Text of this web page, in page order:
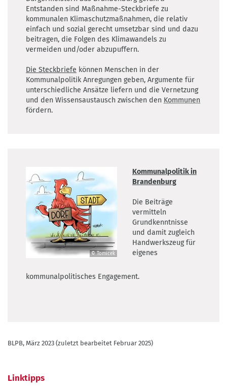
Entstanden sind Maßnahme-Steckbriefe zu
kommunalen Klimaschutzmaßnahmen, die relativ
einfach und sozial gerecht umsetzbar sind und dazu
beitragen, die Folgen des Klimawandels zu
vermeiden und/oder abzupuffern.
Die Steckbriefe können Menschen in der
Kommunalpolitik Anregungen geben, Argumente für
unterschiedliche Ansätze liefern und die Vernetzung
und den Wissensaustausch zwischen den Kommunen
fördern.
Tomicek
© Tomicek
Kommunalpolitik in
Brandenburg
Die Beiträge
vermitteln
Grundkenntnisse
und damit zugleich
Handwerkszeug für
eigenes
kommunalpolitisches Engagement.
BLPB, März 2023 (zuletzt bearbeitet Februar 2025)
Linktipps